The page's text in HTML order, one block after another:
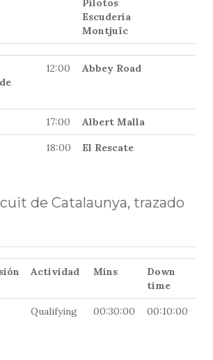
Pilotos
Escudería
Montjuïc
12:00 Abbey Road
17:00 Albert Malla
18:00 El Rescate
de Catalaunya, trazado
Actividad Mins
Down
time
Qualifying 00:30:00 00:10:00